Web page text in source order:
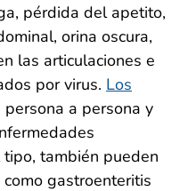
pérdida del apetito,
orina oscura,
las articulaciones e
por virus. Los
a persona y
también pueden
gastroenteritis